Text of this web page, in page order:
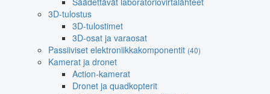
3D-tulostus
3D-tulostimet
3D-osat ja varaosat
Passiiviset elektroniikkakomponentit (40)
Kamerat ja dronet
Action-kamerat
Dronet ja quadkopterit